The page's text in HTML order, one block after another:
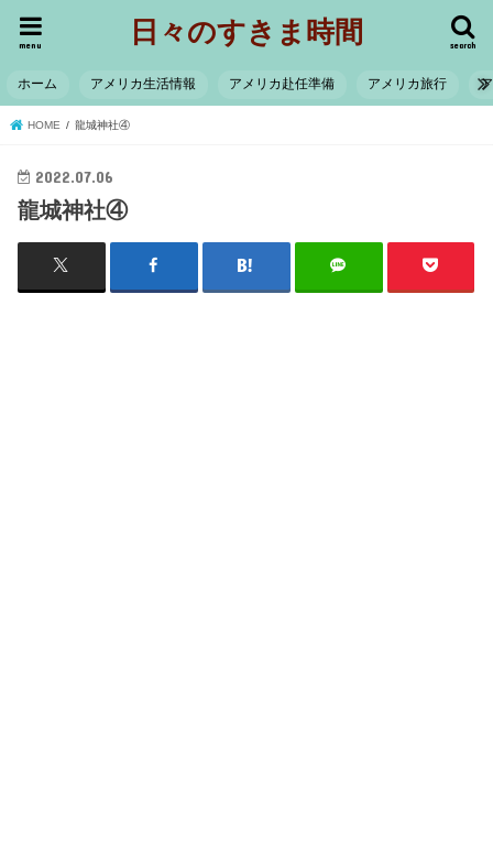
日々のすきま時間 search
menu
ホーム アメリカ生活情報 アメリカ赴任準備 アメリカ旅行
HOME 龍城神社④
2022.07.06
龍城神社④